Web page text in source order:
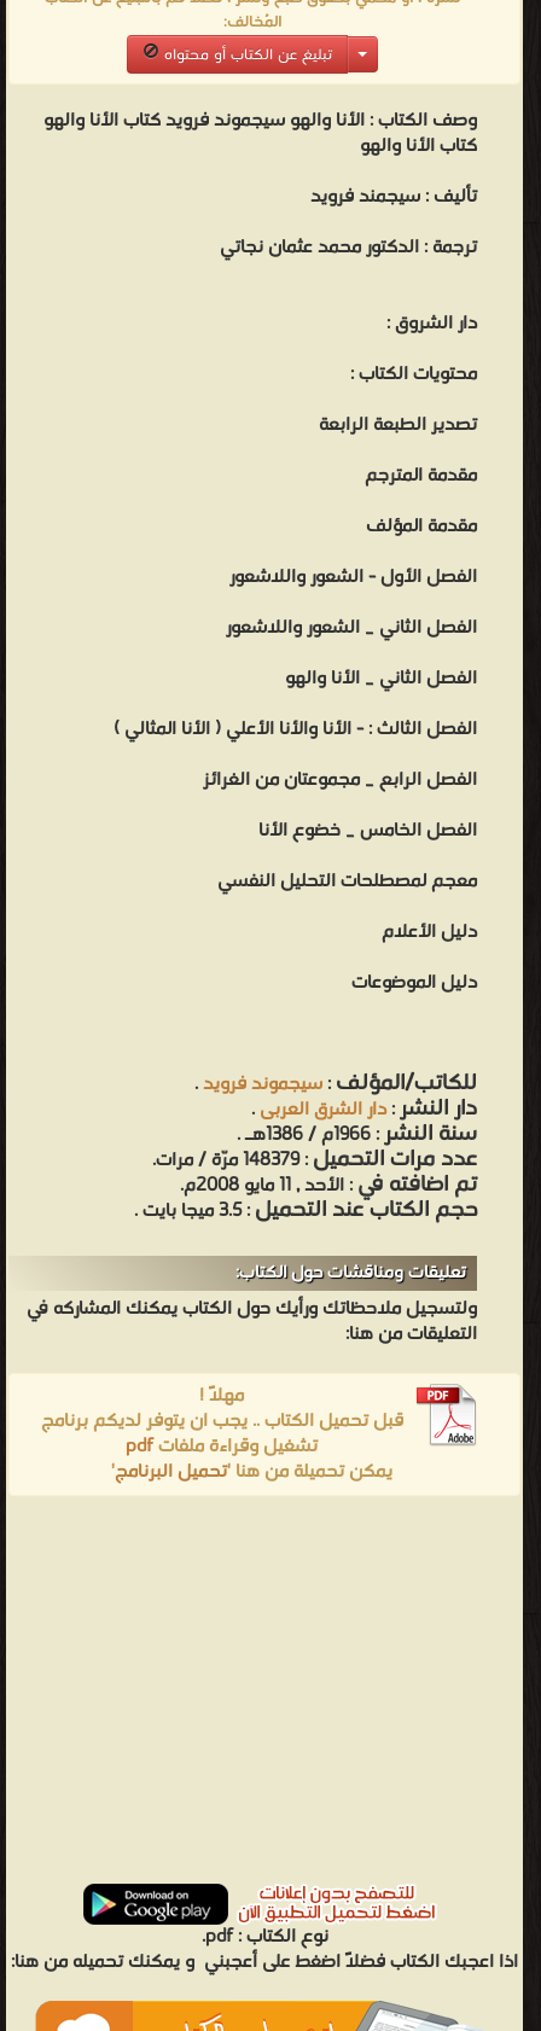
المُخالف:
تبليغ عن الكتاب أو محتواه
وصف الكتاب :الأنا والهو سيجموند فرويد كتاب الأنا والهو
كتاب الأنا والهو
تأليف : سيجمند فرويد
ترجمة : الدكتور محمد عثمان نجاتي
دار الشروق :
محتويات الكتاب :
تصدير الطبعة الرابعة
مقدمة المترجم
مقدمة المؤلف
الفصل الأول - الشعور واللاشعور
الفصل الثاني _ الشعور واللاشعور
الفصل الثاني _ الأنا والهو
الفصل الثالث : - الأنا والأنا الأعلي ( الأنا المثالي )
الفصل الرابع _ مجموعتان من الغرائز
الفصل الخامس _ خضوع الأنا
معجم لمصطلحات التحليل النفسي
دليل الأعلام
دليل الموضوعات
للكاتب/المؤلف:سيجموند فرويد.
دار النشر:دار الشرق العربى.
سنة النشر: 1966م / 1386هـ .
عدد مرات التحميل: 148379 مرّة / مرات.
تم اضافته في: الأحد , 11 مايو 2008م.
حجم الكتاب عند التحميل: 3.5 ميجا بايت .
تعليقات ومناقشات حول الكتاب:
ولتسجيل ملاحظاتك ورأيك حول الكتاب يمكنك المشاركه في
التعليقات من هنا:
مهلاً !
قبل تحميل الكتاب .. يجب ان يتوفر لديكم برنامج
تشغيل وقراءة ملفاتpdf
يمكن تحميلة من هنا 'تحميل البرنامج'
نوع الكتاب :pdf.
اذا اعجبك الكتاب فضلاً اضغط على أعجبني و يمكنك تحميله من هنا: